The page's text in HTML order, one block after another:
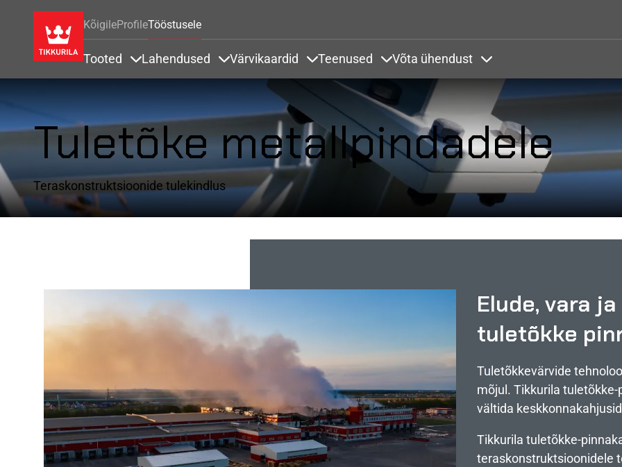
KõigileProfileTööstusele
Tooted Lahendused Värvikaardid Teenused Võta ühendust
Tuletõke metallpindadele
Teraskonstruktsioonide tulekindlus
Elude, vara
tuletõkke
Tuletõkkevärvide
mõjul. Tikkurila
vältida
Tikkurila tuletõkke-
teraskonstruktsioonidele